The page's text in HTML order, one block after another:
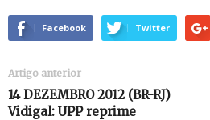
Facebook Twitter
Artigo anterior
14 DEZEMBRO 2012 (BR-RJ)
Vidigal: UPP reprime